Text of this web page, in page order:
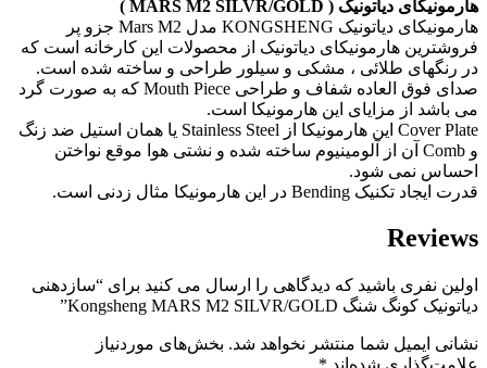
هارمونیکای دیاتونیک ( MARS M2 SILVR/GOLD )
هارمونیکای دیاتونیک KONGSHENG مدل Mars M2 جزو پر
فروشترین هارمونیکای دیاتونیک از محصولات این کارخانه است که
در رنگهای طلائی ، مشکی و سیلور طراحی و ساخته شده است.
صدای فوق العاده شفاف و طراحی Mouth Piece که به صورت گرد
می باشد از مزایای این هارمونیکا است.
Cover Plate این هارمونیکا از Stainless Steel یا همان استیل ضد زنگ
و Comb آن از آلومینیوم ساخته شده و نشتی هوا موقع نواختن
احساس نمی شود.
قدرت ایجاد تکنیک Bending در این هارمونیکا مثال زدنی است.
Reviews
اولین نفری باشید که دیدگاهی را ارسال می کنید برای “سازدهنی
دیاتونیک کونگ شنگ Kongsheng MARS M2 SILVR/GOLD”
نشانی ایمیل شما منتشر نخواهد شد. بخش‌های موردنیاز
علامت‌گذاری شده‌اند *